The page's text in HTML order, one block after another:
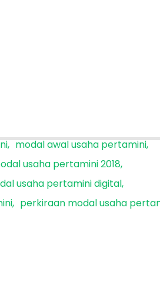
modal awal usaha pertamini
usaha pertamini 2018
usaha pertamini digital
perkiraan modal usaha